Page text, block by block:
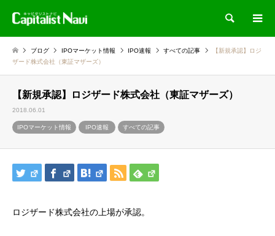
検索
ブログ IPOマーケット情報 IPO速報 すべての記事
【新規承認】ロジ
ザード株式会社（東証マザーズ）
【新規承認】ロジザード株式会社（東証マザーズ）
2018.06.01
IPOマーケット情報 IPO速報 すべての記事
ロジザード株式会社の上場が承認。